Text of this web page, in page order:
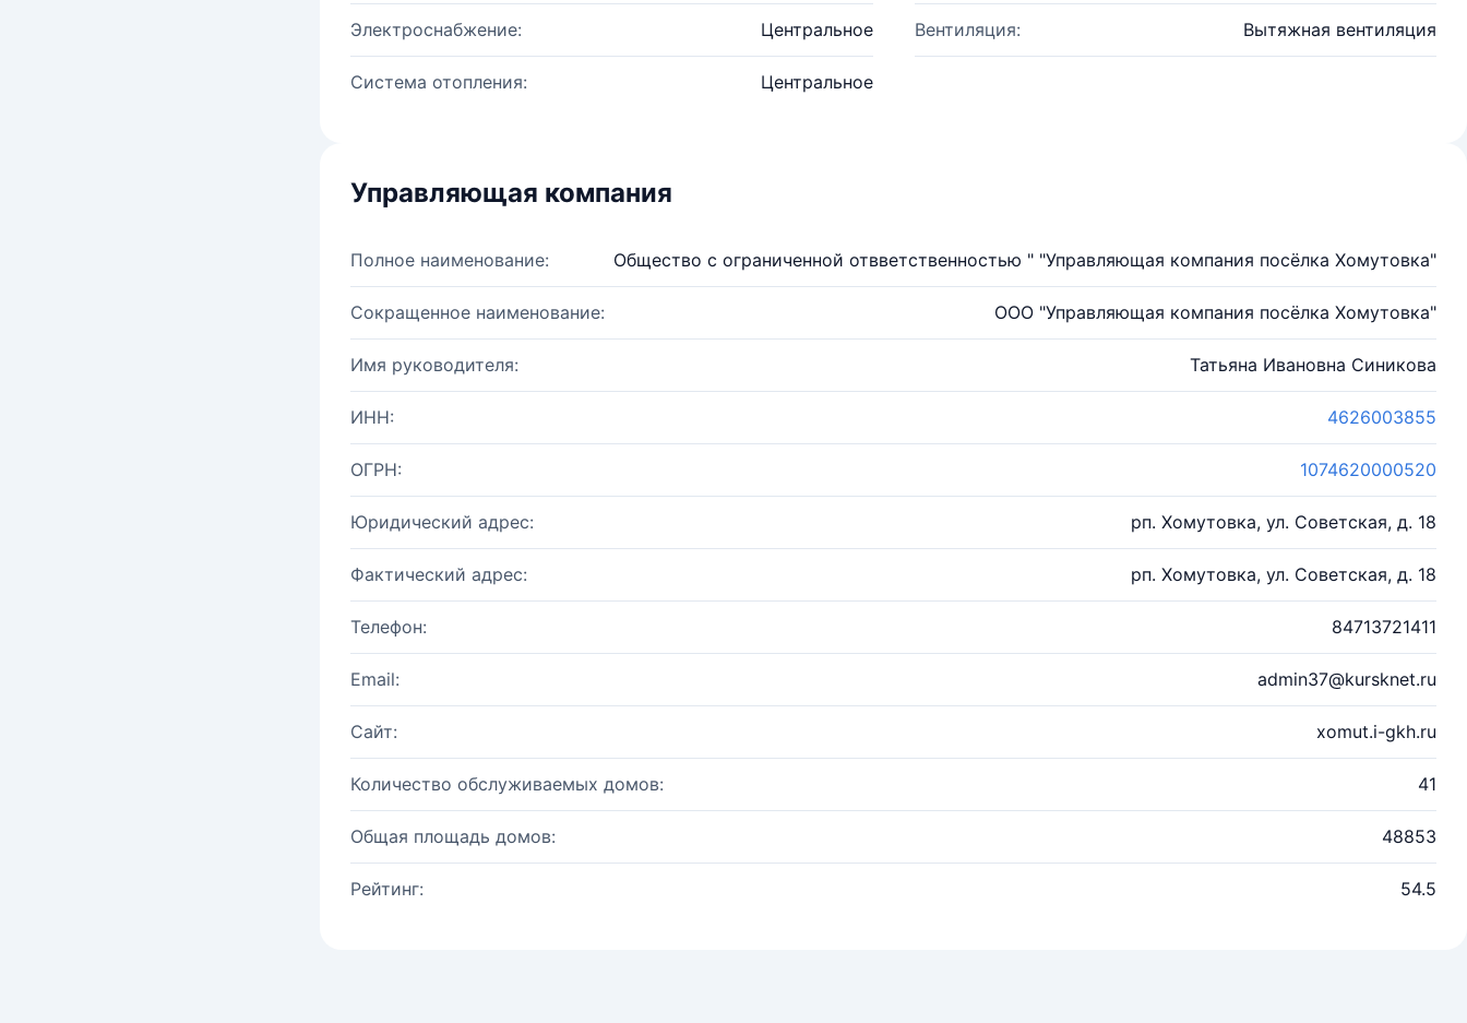
Электроснабжение: Центральное Вентиляция: Вытяжная вентиляция
Система отопления: Центральное
Управляющая компания
Полное наименование: Общество с ограниченной отвветственностью " "Управляющая компания посёлка Хомутовка"
Сокращенное наименование: ООО "Управляющая компания посёлка Хомутовка"
Имя руководителя: Татьяна Ивановна Синикова
ИНН: 4626003855
ОГРН: 1074620000520
Юридический адрес: рп. Хомутовка, ул. Советская, д. 18
Фактический адрес: рп. Хомутовка, ул. Советская, д. 18
Телефон: 84713721411
Email: admin37@kursknet.ru
Сайт: xomut.i-gkh.ru
Количество обслуживаемых домов: 41
Общая площадь домов: 48853
Рейтинг: 54.5